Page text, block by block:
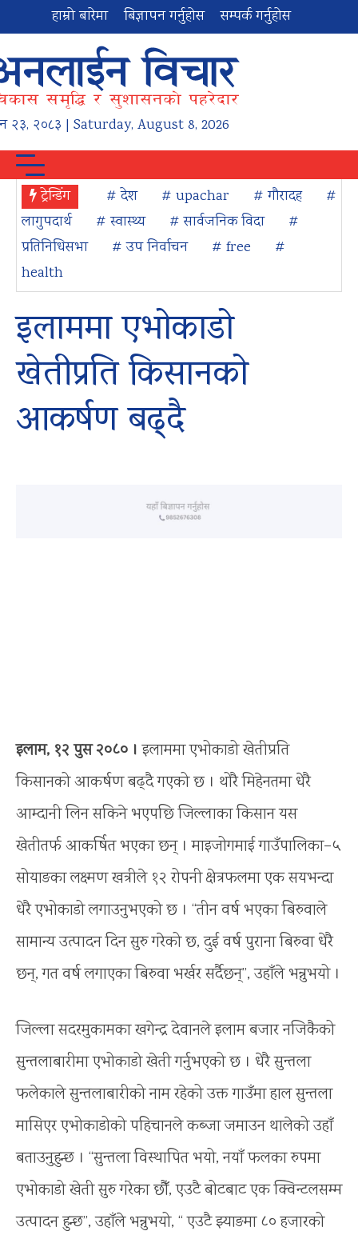
हाम्रो बारेमा बिज्ञापन गर्नुहोस सम्पर्क गर्नुहोस
२३, २०८३ | Saturday, August 8, 2026
ट्रेन्डिंग # देश # upachar # गौरादह
#
लागुपदार्थ
# स्वास्थ्य # सार्वजनिक विदा
#
प्रतिनिधिसभा
# उप निर्वाचन # free
#
health
इलाममा एभोकाडो
खेतीप्रति किसानको
आकर्षण बढ्दै
इलाम, १२ पुस २०८० । इलाममा एभोकाडो खेतीप्रति
किसानको आकर्षण बढ्दै गएको छ । थोरै मिहेनतमा धेरै
आम्दानी लिन सकिने भएपछि जिल्लाका किसान यस
खेतीतर्फ आकर्षित भएका छन् । माइजोगमाई गाउँपालिका–५
सोयाङका लक्ष्मण खत्रीले १२ रोपनी क्षेत्रफलमा एक सयभन्दा
धेरै एभोकाडो लगाउनुभएको छ । “तीन वर्ष भएका बिरुवाले
सामान्य उत्पादन दिन सुरु गरेको छ, दुई वर्ष पुराना बिरुवा धेरै
छन्, गत वर्ष लगाएका बिरुवा भर्खर सर्दैछन्”, उहाँले भन्नुभयो ।
जिल्ला सदरमुकामका खगेन्द्र देवानले इलाम बजार नजिकैको
सुन्तलाबारीमा एभोकाडो खेती गर्नुभएको छ । धेरै सुन्तला
फलेकाले सुन्तलाबारीको नाम रहेको उक्त गाउँमा हाल सुन्तला
मासिएर एभोकाडोको पहिचानले कब्जा जमाउन थालेको उहाँ
बताउनुहुन्छ । “सुन्तला विस्थापित भयो, नयाँ फलका रुपमा
एभोकाडो खेती सुरु गरेका छौँ, एउटै बोटबाट एक क्विन्टलसम्म
उत्पादन हुन्छ”, उहाँले भन्नुभयो, “ एउटै झ्याङमा ८० हजारको